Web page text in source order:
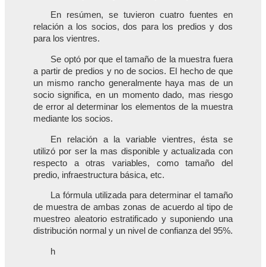
En resúmen, se tuvieron cuatro fuentes en
relación a los socios, dos para los predios y dos
para los vientres.
Se optó por que el tamaño de la muestra fuera
a partir de predios y no de socios. El hecho de que
un mismo rancho generalmente haya mas de un
socio significa, en un momento dado, mas riesgo
de error al determinar los elementos de la muestra
mediante los socios.
En relación a la variable vientres, ésta se
utilizó por ser la mas disponible y actualizada con
respecto a otras variables, como tamaño del
predio, infraestructura básica, etc.
La fórmula utilizada para determinar el tamaño
de muestra de ambas zonas de acuerdo al tipo de
muestreo aleatorio estratificado y suponiendo una
distribución normal y un nivel de confianza del 95%.
h